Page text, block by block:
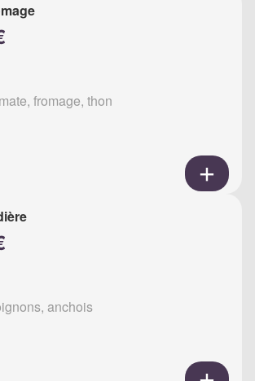
fromage, thon
anchois